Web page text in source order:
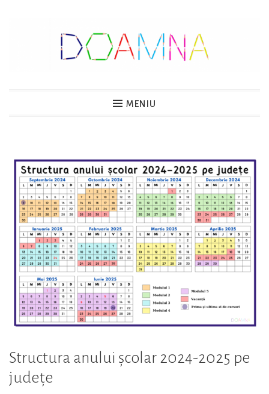
DOAMNA MENIU
Structura anului școlar 2024-2025 pe
județe